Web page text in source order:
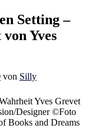
Setting –
Yves
von Silly
Designer ©Foto
Books and Dreams